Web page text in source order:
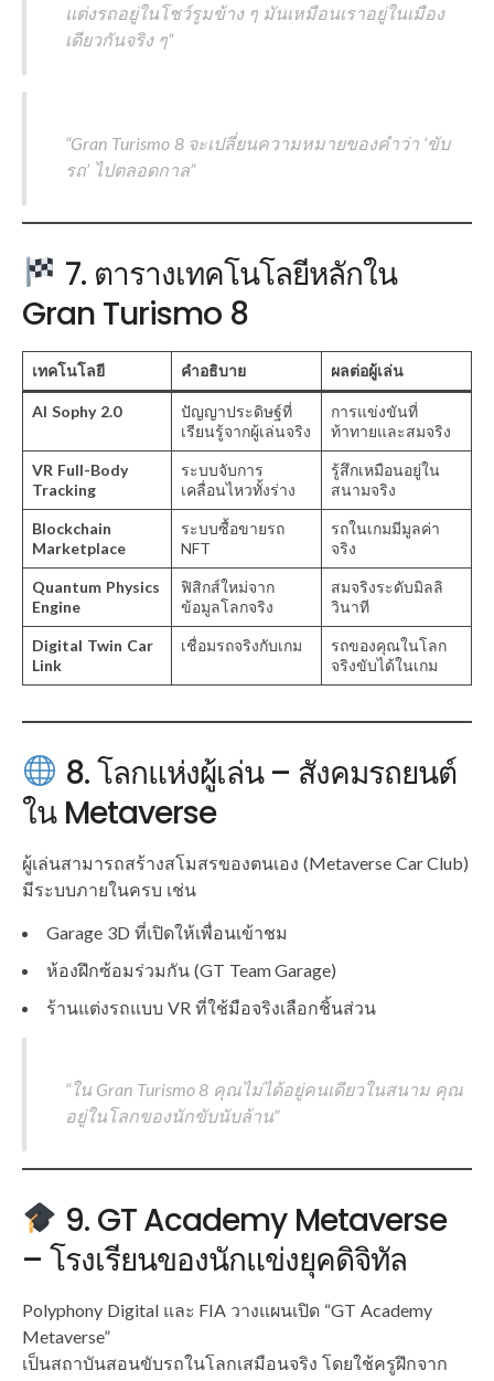
แต่งรถอยู่ในโชว์รูมข้าง ๆ มันเหมือนเราอยู่ในเมือง
เดียวกันจริง ๆ”
“Gran Turismo 8 จะเปลี่ยนความหมายของคำว่า ‘ขับ
รถ’ ไปตลอดกาล”
7. ตารางเทคโนโลยีหลักใน
Gran Turismo 8
เทคโนโลยี คำอธิบาย ผลต่อผู้เล่น
AI Sophy 2.0
ปัญญาประดิษฐ์ที่
เรียนรู้จากผู้เล่นจริง
การแข่งขันที่
ท้าทายและสมจริง
VR Full-Body
Tracking
ระบบจับการ
เคลื่อนไหวทั้งร่าง
รู้สึกเหมือนอยู่ใน
สนามจริง
Blockchain
Marketplace
ระบบซื้อขายรถ
NFT
รถในเกมมีมูลค่า
จริง
Quantum Physics
Engine
ฟิสิกส์ใหม่จาก
ข้อมูลโลกจริง
สมจริงระดับมิลลิ
วินาที
Digital Twin Car
Link
เชื่อมรถจริงกับเกม
รถของคุณในโลก
จริงขับได้ในเกม
8. โลกแห่งผู้เล่น – สังคมรถยนต์
ใน Metaverse
ผู้เล่นสามารถสร้างสโมสรของตนเอง (Metaverse Car Club)
มีระบบภายในครบ เช่น
Garage 3D ที่เปิดให้เพื่อนเข้าชม
ห้องฝึกซ้อมร่วมกัน (GT Team Garage)
ร้านแต่งรถแบบ VR ที่ใช้มือจริงเลือกชิ้นส่วน
“ใน Gran Turismo 8 คุณไม่ได้อยู่คนเดียวในสนาม คุณ
อยู่ในโลกของนักขับนับล้าน”
9. GT Academy Metaverse
– โรงเรียนของนักแข่งยุคดิจิทัล
Polyphony Digital และ FIA วางแผนเปิด “GT Academy
Metaverse”
เป็นสถาบันสอนขับรถในโลกเสมือนจริง โดยใช้ครูฝึกจาก